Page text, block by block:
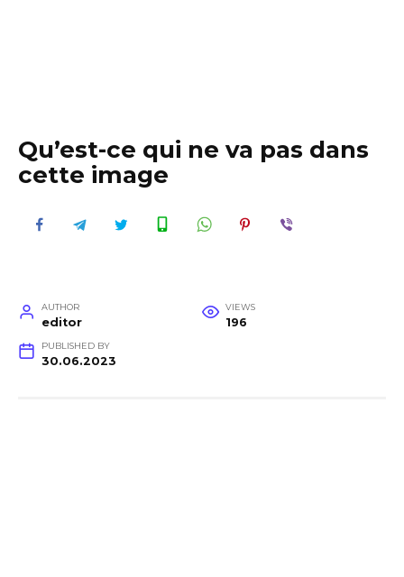
Qu’est-ce qui ne va pas dans
cette image
AUTHOR
editor
VIEWS
196
PUBLISHED BY
30.06.2023